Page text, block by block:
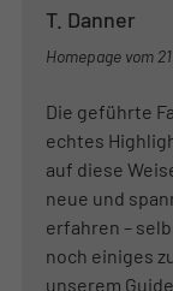
T. Danner
Homepage vom
Die geführte
echtes
auf diese
neue und
erfahren –
noch einiges
unserem